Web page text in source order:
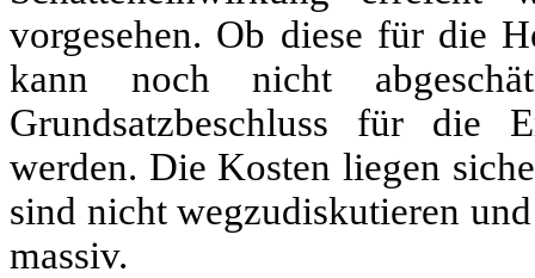
vorgesehen. Ob diese für die
kann noch nicht
Grundsatzbeschluss für die
werden. Die Kosten liegen
sind nicht wegzudiskutieren
massiv.